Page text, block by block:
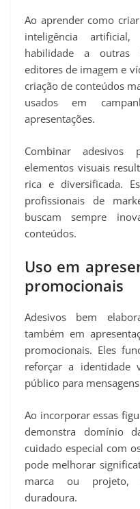
Ao aprender como
inteligência
habilidade a outras
editores de imagem e
criação de conteúdos
usados em
apresentações.
Combinar adesivos
elementos visuais
rica e diversificada.
profissionais de
buscam sempre
conteúdos.
Uso em
promocionais
Adesivos bem
também em
promocionais. Eles
reforçar a identidade
público para
Ao incorporar essas
demonstra domínio
cuidado especial com
pode melhorar
marca ou projeto,
duradoura.